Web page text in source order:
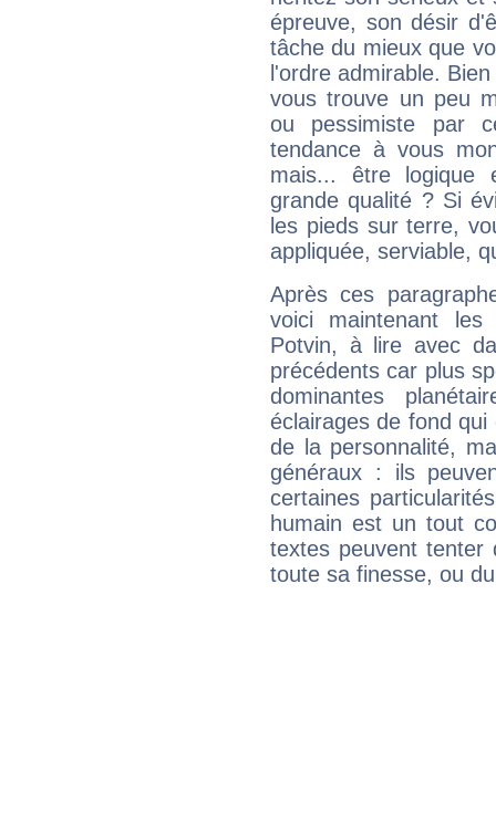
épreuve, son désir
tâche du mieux que
l'ordre admirable.
vous trouve un peu
ou pessimiste par
tendance à vous
mais... être logique
grande qualité ? Si
les pieds sur terre,
appliquée, serviable,
Après ces
voici maintenant
Potvin, à lire avec
précédents car plus
dominantes
éclairages de fond
de la personnalité,
généraux : ils
certaines
humain est un tout
textes peuvent tenter
toute sa finesse, ou